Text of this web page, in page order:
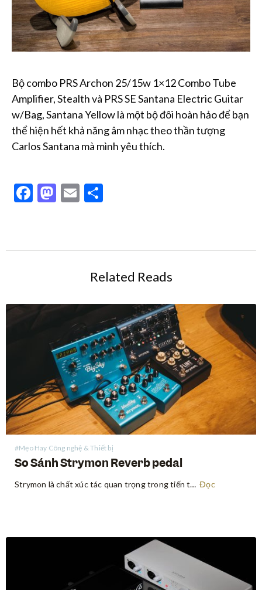
Bộ combo PRS Archon 25/15w 1×12 Combo Tube
Amplifier, Stealth và PRS SE Santana Electric Guitar
w/Bag, Santana Yellow là một bộ đôi hoàn hảo để bạn
thể hiện hết khả năng âm nhạc theo thần tượng
Carlos Santana mà mình yêu thích.
Facebook
Mastodon
Email
Related Reads
#Mẹo Hay Công nghệ & Thiết bị
So Sánh Strymon Reverb pedal
Strymon là chất xúc tác quan trọng trong tiến trình thay đổi tư duy “chất tiếng analog là hay nhất” trong giới guitar. Sau sự xuất hiện bùng nổ vào năm 2008, Strymon là một trong những công ty tiên phong trong việc ứng dụng con chip DSP để tạo… Đọc